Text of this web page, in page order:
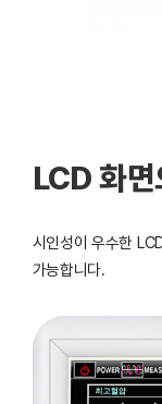
LCD 화면
시인성이 우수한
가능합니다.